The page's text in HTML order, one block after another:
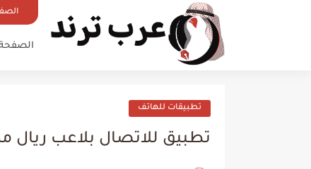
الصفحة
تطبيقات للهاتف
تطبيق للاتصال بلاعب ريال